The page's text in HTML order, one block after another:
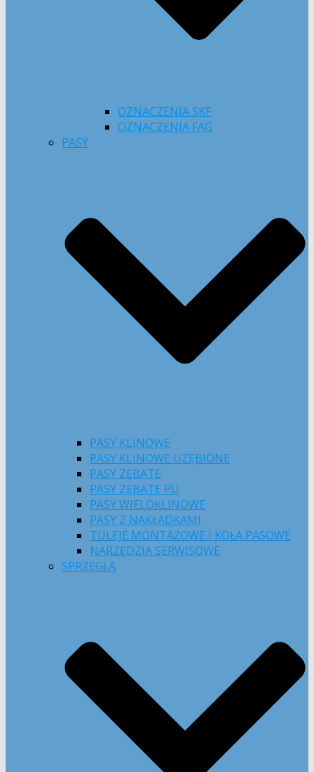
OZNACZENIA SKF
OZNACZENIA FAG
PASY
PASY KLINOWE
PASY KLINOWE UZĘBIONE
PASY ZĘBATE
PASY ZĘBATE PU
PASY WIELOKLINOWE
PASY Z NAKŁADKAMI
TULEJE MONTAŻOWE I KOŁA PASOWE
NARZĘDZIA SERWISOWE
SPRZĘGŁA